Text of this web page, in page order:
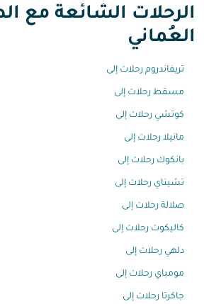
الرحلات الشائعة مع
العُماني
تريفاندروم رحلات إلى
مسقط رحلات إلى
كوتشي رحلات إلى
مانيلا رحلات إلى
بانكوك رحلات إلى
تشيناي رحلات إلى
صلالة رحلات إلى
كاليكوت رحلات إلى
دلهي رحلات إلى
مومباي رحلات إلى
جاكرتا رحلات إلى